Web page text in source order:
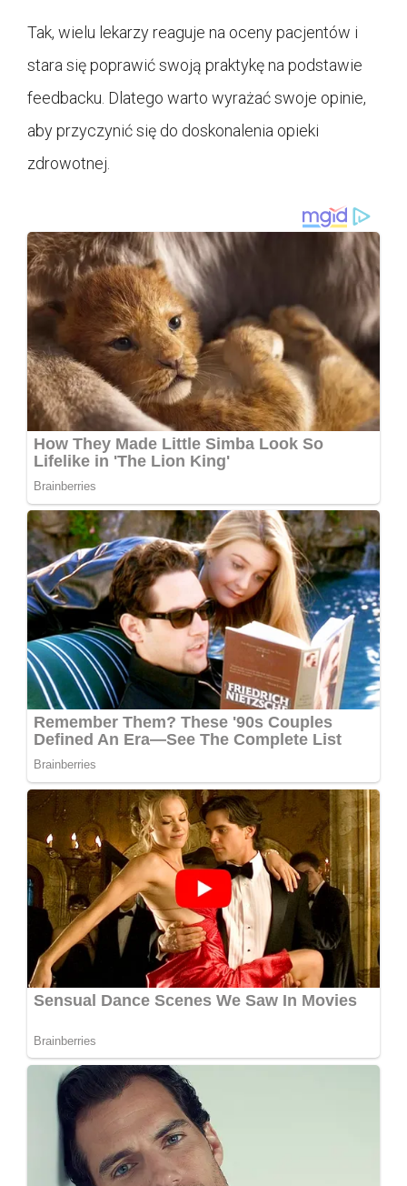
Tak, wielu lekarzy reaguje na oceny pacjentów i
stara się poprawić swoją praktykę na podstawie
feedbacku. Dlatego warto wyrażać swoje opinie,
aby przyczynić się do doskonalenia opieki
zdrowotnej.